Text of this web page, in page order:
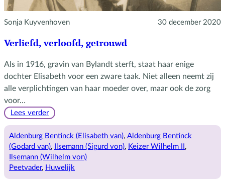
Sonja Kuyvenhoven 30 december 2020
Verliefd, verloofd, getrouwd
Als in 1916, gravin van Bylandt sterft, staat haar enige
dochter Elisabeth voor een zware taak. Niet alleen neemt zij
alle verplichtingen van haar moeder over, maar ook de zorg
voor…
Lees verder:
verloofd,
getrouwd
Aldenburg Bentinck (Elisabeth van), Aldenburg Bentinck
(Godard van), Ilsemann (Sigurd von), Keizer Wilhelm II
Ilsemann (Wilhelm von)
Peetvader, Huwelijk